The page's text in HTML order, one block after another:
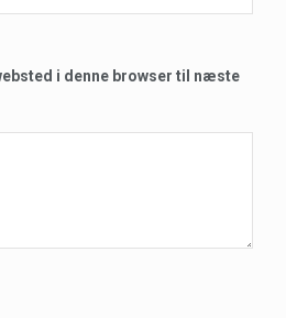
i denne browser til næste